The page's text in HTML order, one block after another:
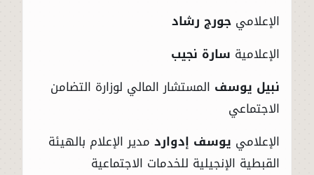
الإعلامي جورج رشاد
الإعلامية سارة نجيب
نبيل يوسف المستشار المالي لوزارة التضامن
الاجتماعي
الإعلامي يوسف إدوارد مدير الإعلام بالهيئة
القبطية الإنجيلية للخدمات الاجتماعية